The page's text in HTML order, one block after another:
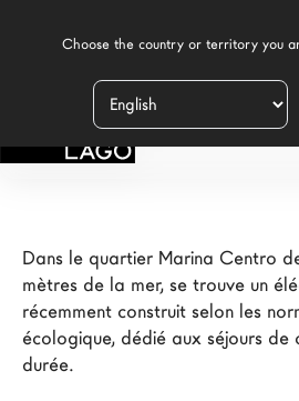
Produits
Contract
Magasins
Dans le quartier Marina Centro
mètres de la mer, se trouve un
récemment construit selon les
écologique, dédié aux séjours
durée.